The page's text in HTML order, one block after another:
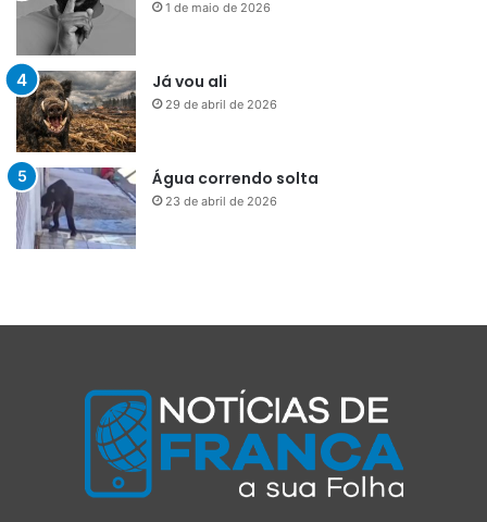
1 de maio de 2026
Já vou ali
29 de abril de 2026
Água correndo solta
23 de abril de 2026